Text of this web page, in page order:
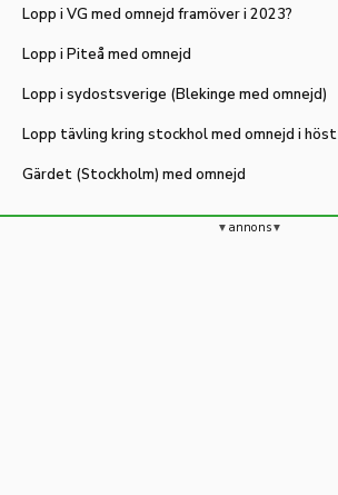
Lopp i VG med omnejd framöver i 2023?
Lopp i Piteå med omnejd
Lopp i sydostsverige (Blekinge med omnejd)
Lopp tävling kring stockhol med omnejd i höst
Gärdet (Stockholm) med omnejd
annons